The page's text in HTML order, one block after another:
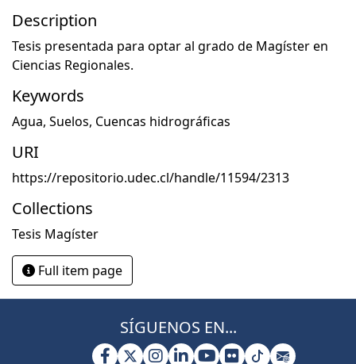
Description
Tesis presentada para optar al grado de Magíster en
Ciencias Regionales.
Keywords
Agua, Suelos, Cuencas hidrográficas
URI
https://repositorio.udec.cl/handle/11594/2313
Collections
Tesis Magíster
Full item page
SÍGUENOS EN...